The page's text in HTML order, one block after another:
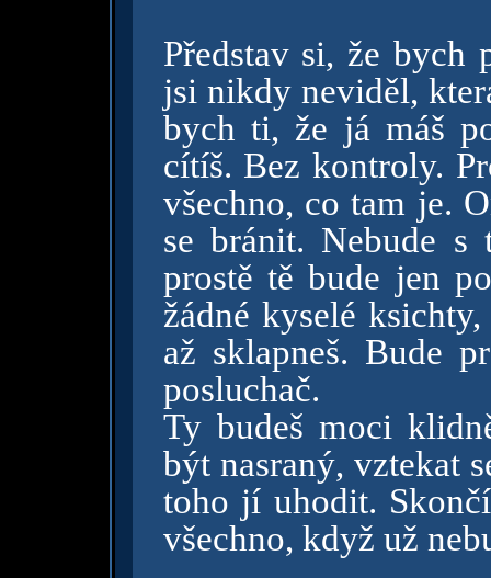
Představ si, že bych
jsi nikdy neviděl,
bych ti, že já máš
cítíš. Bez kontroly.
všechno, co tam je.
se bránit. Nebude
prostě tě bude jen
žádné kyselé
až sklapneš. Bude
posluchač.
Ty budeš moci
být nasraný, vztekat
toho jí uhodit.
všechno, když už